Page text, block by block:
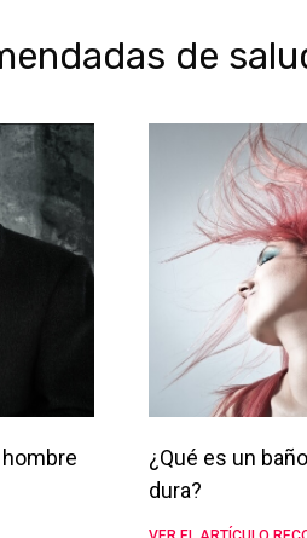
de
¿Qué es un
dura?